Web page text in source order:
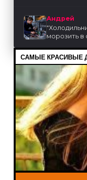
Андрей
"
морозить в
САМЫЕ КРАСИВЫЕ